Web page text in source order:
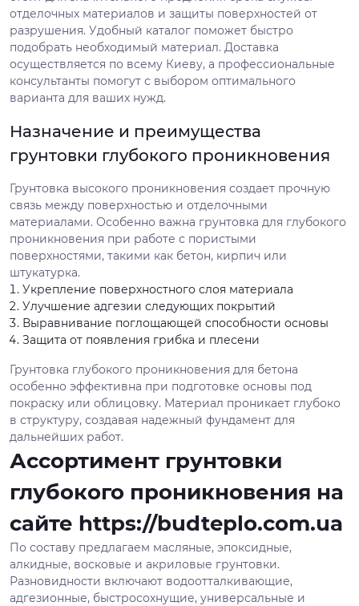
отделочных материалов и защиты поверхностей от
разрушения. Удобный каталог поможет быстро
подобрать необходимый материал. Доставка
осуществляется по всему Киеву, а профессиональные
консультанты помогут с выбором оптимального
варианта для ваших нужд.
Назначение и преимущества
грунтовки глубокого проникновения
Грунтовка высокого проникновения создает прочную
связь между поверхностью и отделочными
материалами. Особенно важна грунтовка для глубокого
проникновения при работе с пористыми
поверхностями, такими как бетон, кирпич или
штукатурка.
Укрепление поверхностного слоя материала
Улучшение адгезии следующих покрытий
Выравнивание поглощающей способности основы
Защита от появления грибка и плесени
Грунтовка глубокого проникновения для бетона
особенно эффективна при подготовке основы под
покраску или облицовку. Материал проникает глубоко
в структуру, создавая надежный фундамент для
дальнейших работ.
Ассортимент грунтовки
глубокого проникновения на
сайте https://budteplo.com.ua
По составу предлагаем масляные, эпоксидные,
алкидные, восковые и акриловые грунтовки.
Разновидности включают водоотталкивающие,
адгезионные, быстросохнущие, универсальные и